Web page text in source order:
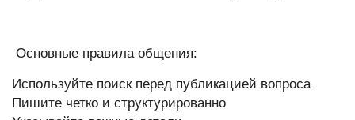
Основные правила общения:
Используйте поиск перед публикацией вопроса
Пишите четко и структурированно